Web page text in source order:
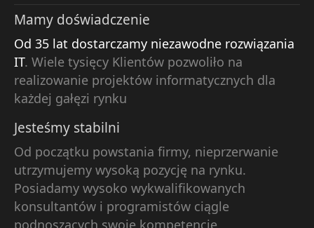
Mamy doświadczenie
Od 35 lat dostarczamy niezawodne rozwiązania
IT. Wiele tysięcy Klientów pozwoliło na
realizowanie projektów informatycznych dla
każdej gałęzi rynku
Jesteśmy stabilni
Od początku powstania firmy, nieprzerwanie
utrzymujemy wysoką pozycję na rynku.
Posiadamy wysoko wykwalifikowanych
konsultantów i programistów ciągle